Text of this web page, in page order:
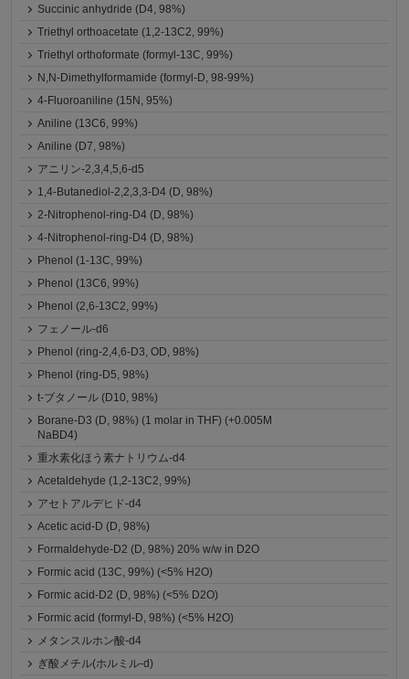
Succinic anhydride (D4, 98%)
Triethyl orthoacetate (1,2-13C2, 99%)
Triethyl orthoformate (formyl-13C, 99%)
N,N-Dimethylformamide (formyl-D, 98-99%)
4-Fluoroaniline (15N, 95%)
Aniline (13C6, 99%)
Aniline (D7, 98%)
アニリン-2,3,4,5,6-d5
1,4-Butanediol-2,2,3,3-D4 (D, 98%)
2-Nitrophenol-ring-D4 (D, 98%)
4-Nitrophenol-ring-D4 (D, 98%)
Phenol (1-13C, 99%)
Phenol (13C6, 99%)
Phenol (2,6-13C2, 99%)
フェノール-d6
Phenol (ring-2,4,6-D3, OD, 98%)
Phenol (ring-D5, 98%)
t-ブタノール (D10, 98%)
Borane-D3 (D, 98%) (1 molar in THF) (+0.005M
NaBD4)
重水素化ほう素ナトリウム-d4
Acetaldehyde (1,2-13C2, 99%)
アセトアルデヒド-d4
Acetic acid-D (D, 98%)
Formaldehyde-D2 (D, 98%) 20% w/w in D2O
Formic acid (13C, 99%) (<5% H2O)
Formic acid-D2 (D, 98%) (<5% D2O)
Formic acid (formyl-D, 98%) (<5% H2O)
メタンスルホン酸-d4
ぎ酸メチル(ホルミル-d)